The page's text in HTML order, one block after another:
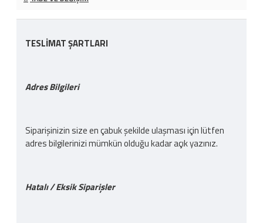
TESLİMAT ŞARTLARI
Adres Bilgileri
Siparişinizin size en çabuk şekilde ulaşması için lütfen
adres bilgilerinizi mümkün olduğu kadar açık yazınız.
Hatalı / Eksik Siparişler